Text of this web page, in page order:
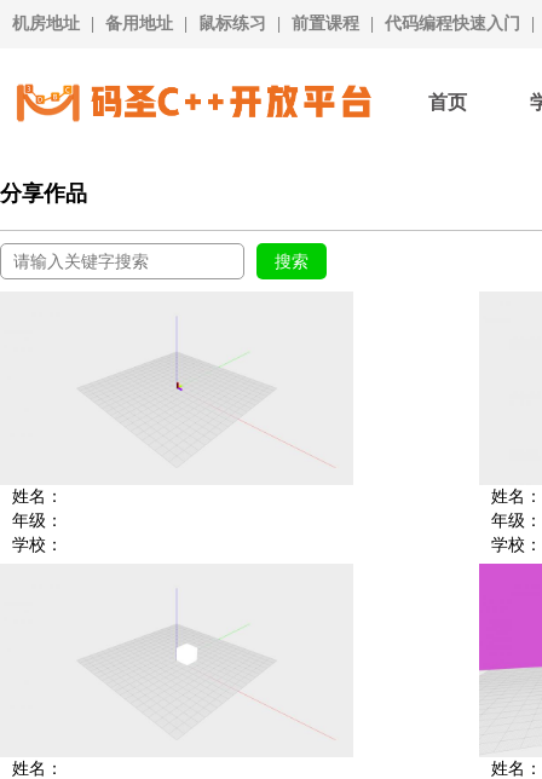
机房地址 备用地址 鼠标练习 前置课程 代码编程快速入门
首页
分享作品
姓名：
年级：
学校：
姓名：
年级：
学校：
姓名：
姓名：